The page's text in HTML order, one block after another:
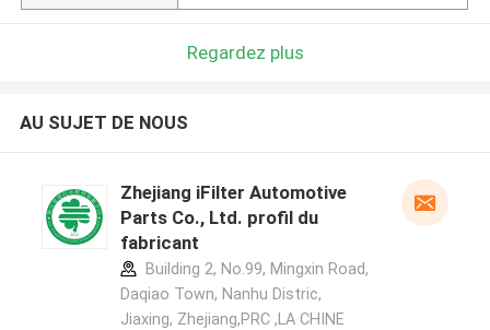
Regardez plus
AU SUJET DE NOUS
Zhejiang iFilter Automotive
Parts Co., Ltd. profil du
fabricant
Building 2, No.99, Mingxin Road,
Daqiao Town, Nanhu Distric,
Jiaxing, Zhejiang,PRC ,LA CHINE